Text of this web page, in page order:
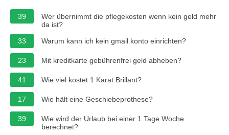
39
Wer übernimmt die pflegekosten wenn kein geld mehr
da ist?
33
Warum kann ich kein gmail konto einrichten?
23 Mit kreditkarte gebührenfrei geld abheben?
41 Wie viel kostet 1 Karat Brillant?
17 Wie hält eine Geschiebeprothese?
39
Wie wird der Urlaub bei einer 1 Tage Woche
berechnet?